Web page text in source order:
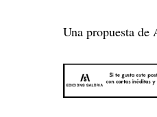
Una propuesta de